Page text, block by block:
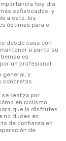
hoy día
sofisticados, y
a esto, los
óptimas para el
desde casa con
a punto su
es
un profesional.
general, y
concretas.
se realiza por
en ciclismo.
que la disfrutes
no dudes en
de confianza en
de